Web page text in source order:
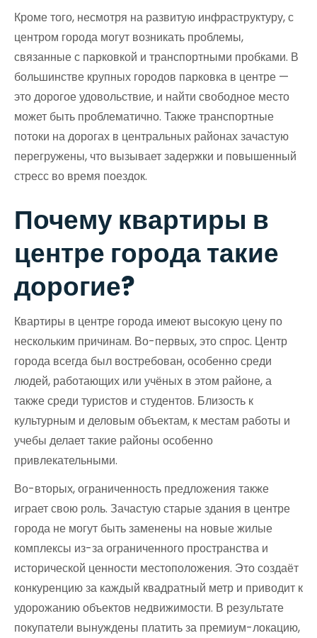
Кроме того, несмотря на развитую инфраструктуру, с
центром города могут возникать проблемы,
связанные с парковкой и транспортными пробками. В
большинстве крупных городов парковка в центре —
это дорогое удовольствие, и найти свободное место
может быть проблематично. Также транспортные
потоки на дорогах в центральных районах зачастую
перегружены, что вызывает задержки и повышенный
стресс во время поездок.
Почему квартиры в
центре города такие
дорогие?
Квартиры в центре города имеют высокую цену по
нескольким причинам. Во-первых, это спрос. Центр
города всегда был востребован, особенно среди
людей, работающих или учёных в этом районе, а
также среди туристов и студентов. Близость к
культурным и деловым объектам, к местам работы и
учебы делает такие районы особенно
привлекательными.
Во-вторых, ограниченность предложения также
играет свою роль. Зачастую старые здания в центре
города не могут быть заменены на новые жилые
комплексы из-за ограниченного пространства и
исторической ценности местоположения. Это создаёт
конкуренцию за каждый квадратный метр и приводит к
удорожанию объектов недвижимости. В результате
покупатели вынуждены платить за премиум-локацию,